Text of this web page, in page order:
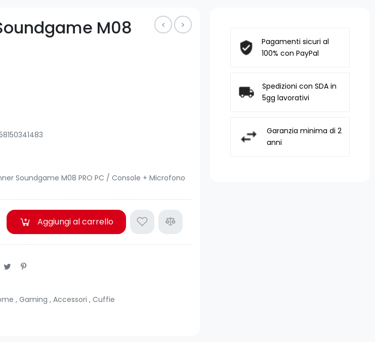
M08
Soundgame M08 PRO PC / Console + Microfono
Aggiungi al carrello
, Gaming , Accessori , Cuffie
Pagamenti sicuri al
100% con PayPal
Spedizioni con SDA in
5gg lavorativi
Garanzia minima di 2
anni